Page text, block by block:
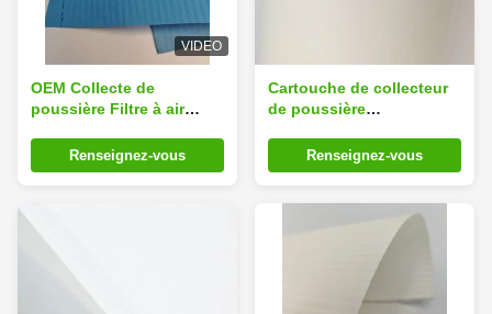
VIDEO
OEM Collecte de
poussière Filtre à air
de tissu imperméables à
l'humidité
Renseignez-vous
Cartouche de collecteur
de poussière
polyester Filtre à l'air lavé
Renseignez-vous